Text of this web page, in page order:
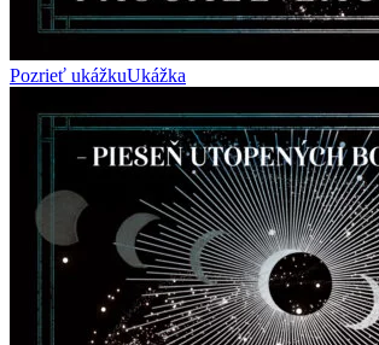
Pozrieť ukážkuUkážka